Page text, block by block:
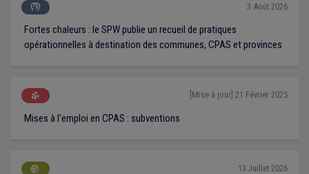
 3 Août 2026
Fortes chaleurs : le SPW publie un recueil de pratiques
opérationnelles à destination des communes, CPAS et provinces
 [Mise à jour] 21 Février 2025
Mises à l’emploi en CPAS : subventions
 13 Juillet 2026